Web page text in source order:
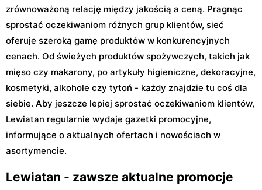
zrównoważoną relację między jakością a ceną. Pragnąc
sprostać oczekiwaniom różnych grup klientów, sieć
oferuje szeroką gamę produktów w konkurencyjnych
cenach. Od świeżych produktów spożywczych, takich jak
mięso czy makarony, po artykuły higieniczne, dekoracyjne,
kosmetyki, alkohole czy tytoń - każdy znajdzie tu coś dla
siebie. Aby jeszcze lepiej sprostać oczekiwaniom klientów,
Lewiatan regularnie wydaje gazetki promocyjne,
informujące o aktualnych ofertach i nowościach w
asortymencie.
Lewiatan - zawsze aktualne promocje